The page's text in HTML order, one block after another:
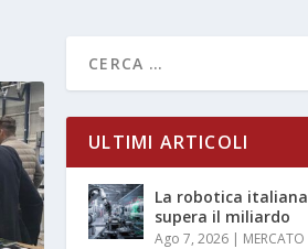
ULTIMI ARTICOLI
La robotica italiana
supera il miliardo
Ago 7, 2026 | MERCATO